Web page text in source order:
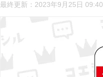
最終更新：2023年9月25日 09:40